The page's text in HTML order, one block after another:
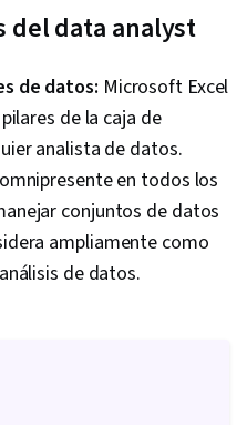
del data analyst
de datos: Microsoft Excel
de la caja de
analista de datos.
en todos los
conjuntos de datos
ampliamente como
de datos.